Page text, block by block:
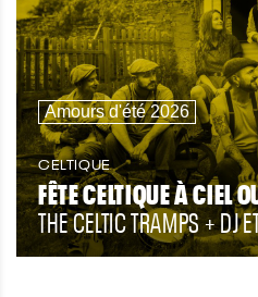
Amours d'été 2026
CELTIQUE
FÊTE CELTIQUE À CIEL
THE CELTIC TRAMPS + DJ